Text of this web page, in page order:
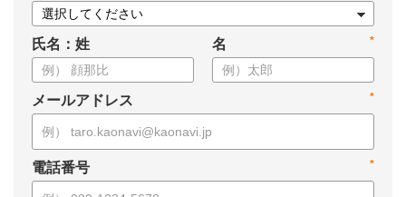
氏名：姓 *
名
*
メールアドレス
*
電話番号